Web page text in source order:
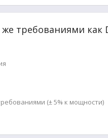
требованиями как
(± 5% к мощности)